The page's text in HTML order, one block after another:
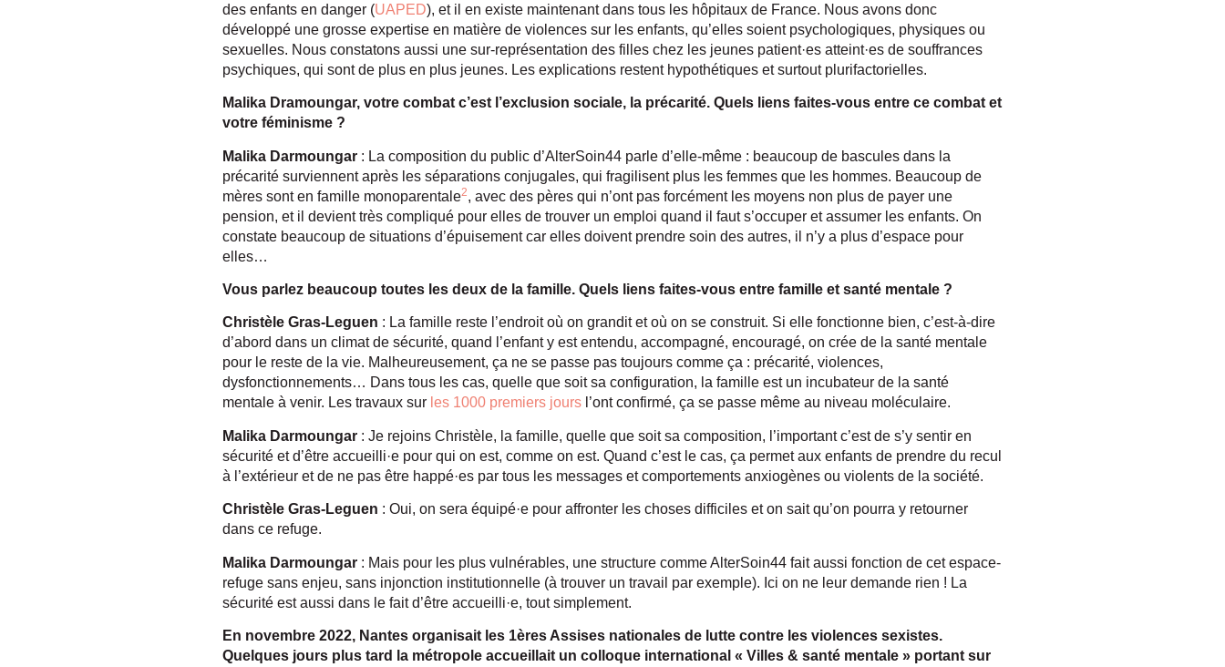
des enfants en danger (UAPED), et il en existe maintenant dans tous les hôpitaux de France. Nous avons donc
développé une grosse expertise en matière de violences sur les enfants, qu’elles soient psychologiques, physiques ou
sexuelles. Nous constatons aussi une sur-représentation des filles chez les jeunes patient·es atteint·es de souffrances
psychiques, qui sont de plus en plus jeunes. Les explications restent hypothétiques et surtout plurifactorielles.
Malika Dramoungar, votre combat c’est l’exclusion sociale, la précarité. Quels liens faites-vous entre ce combat et
votre féminisme ?
Malika Darmoungar : La composition du public d’AlterSoin44 parle d’elle-même : beaucoup de bascules dans la
précarité surviennent après les séparations conjugales, qui fragilisent plus les femmes que les hommes. Beaucoup de
mères sont en famille monoparentale2, avec des pères qui n’ont pas forcément les moyens non plus de payer une
pension, et il devient très compliqué pour elles de trouver un emploi quand il faut s’occuper et assumer les enfants. On
constate beaucoup de situations d’épuisement car elles doivent prendre soin des autres, il n’y a plus d’espace pour
elles…
Vous parlez beaucoup toutes les deux de la famille. Quels liens faites-vous entre famille et santé mentale ?
Christèle Gras-Leguen : La famille reste l’endroit où on grandit et où on se construit. Si elle fonctionne bien, c’est-à-dire
d’abord dans un climat de sécurité, quand l’enfant y est entendu, accompagné, encouragé, on crée de la santé mentale
pour le reste de la vie. Malheureusement, ça ne se passe pas toujours comme ça : précarité, violences,
dysfonctionnements… Dans tous les cas, quelle que soit sa configuration, la famille est un incubateur de la santé
mentale à venir. Les travaux sur les 1000 premiers jours l’ont confirmé, ça se passe même au niveau moléculaire.
Malika Darmoungar : Je rejoins Christèle, la famille, quelle que soit sa composition, l’important c’est de s’y sentir en
sécurité et d’être accueilli·e pour qui on est, comme on est. Quand c’est le cas, ça permet aux enfants de prendre du recul
à l’extérieur et de ne pas être happé·es par tous les messages et comportements anxiogènes ou violents de la société.
Christèle Gras-Leguen : Oui, on sera équipé·e pour affronter les choses difficiles et on sait qu’on pourra y retourner
dans ce refuge.
Malika Darmoungar : Mais pour les plus vulnérables, une structure comme AlterSoin44 fait aussi fonction de cet espace-
refuge sans enjeu, sans injonction institutionnelle (à trouver un travail par exemple). Ici on ne leur demande rien ! La
sécurité est aussi dans le fait d’être accueilli·e, tout simplement.
En novembre 2022, Nantes organisait les 1ères Assises nationales de lutte contre les violences sexistes.
Quelques jours plus tard la métropole accueillait un colloque international « Villes & santé mentale » portant sur